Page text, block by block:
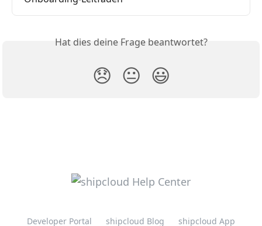
Hat dies deine Frage beantwortet?
😞 😐 😃
Developer Portal shipcloud Blog shipcloud App